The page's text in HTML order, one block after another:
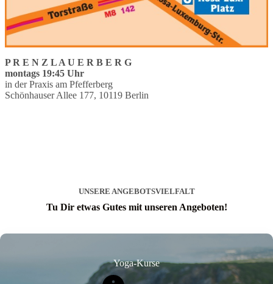
P R E N Z L A U E R B E R G
montags 19:45 Uhr
in der Praxis am Pfefferberg
Schönhauser Allee 177, 10119 Berlin
UNSERE ANGEBOTSVIELFALT
Tu Dir etwas Gutes mit unseren Angeboten!
Yoga-Kurse